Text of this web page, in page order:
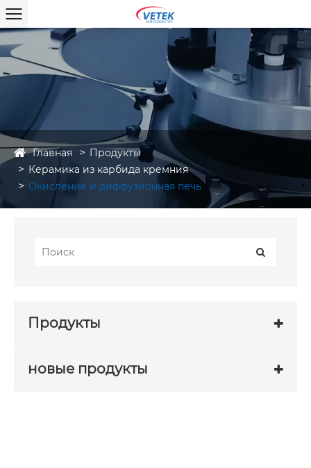
Главная
Продукты
Керамика из карбида кремния
Окисление и диффузионная печь
Продукты
новые продукты